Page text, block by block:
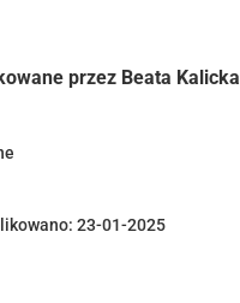
przez Beata Kalicka
23-01-2025